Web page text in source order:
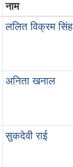
नाम
ललित विक्रम सिंह
अनिता खनाल
सुकदेवी राई